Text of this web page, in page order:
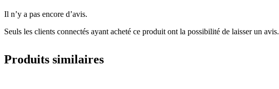
Il n’y a pas encore d’avis.
Seuls les clients connectés ayant acheté ce produit ont la possibilité de laisser un avis.
Produits similaires